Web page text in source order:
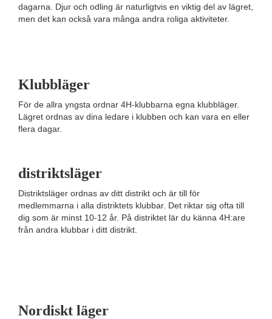
dagarna. Djur och odling är naturligtvis en viktig del av lägret,
men det kan också vara många andra roliga aktiviteter.
Klubbläger
För de allra yngsta ordnar 4H-klubbarna egna klubbläger.
Lägret ordnas av dina ledare i klubben och kan vara en eller
flera dagar.
distriktsläger
Distriktsläger ordnas av ditt distrikt och är till för
medlemmarna i alla distriktets klubbar. Det riktar sig ofta till
dig som är minst 10-12 år. På distriktet lär du känna 4H:are
från andra klubbar i ditt distrikt.
Nordiskt läger